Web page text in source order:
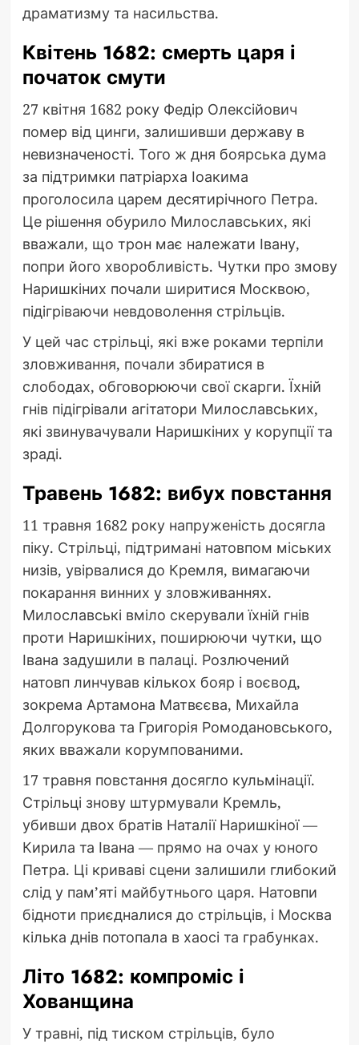
драматизму та насильства.
Квітень 1682: смерть царя і
початок смути
27 квітня 1682 року Федір Олексійович
помер від цинги, залишивши державу в
невизначеності. Того ж дня боярська дума
за підтримки патріарха Іоакима
проголосила царем десятирічного Петра.
Це рішення обурило Милославських, які
вважали, що трон має належати Івану,
попри його хворобливість. Чутки про змову
Наришкіних почали ширитися Москвою,
підігріваючи невдоволення стрільців.
У цей час стрільці, які вже роками терпіли
зловживання, почали збиратися в
слободах, обговорюючи свої скарги. Їхній
гнів підігрівали агітатори Милославських,
які звинувачували Наришкіних у корупції та
зраді.
Травень 1682: вибух повстання
11 травня 1682 року напруженість досягла
піку. Стрільці, підтримані натовпом міських
низів, увірвалися до Кремля, вимагаючи
покарання винних у зловживаннях.
Милославські вміло скерували їхній гнів
проти Наришкіних, поширюючи чутки, що
Івана задушили в палаці. Розлючений
натовп линчував кількох бояр і воєвод,
зокрема Артамона Матвєєва, Михайла
Долгорукова та Григорія Ромодановського,
яких вважали корумпованими.
17 травня повстання досягло кульмінації.
Стрільці знову штурмували Кремль,
убивши двох братів Наталії Наришкіної —
Кирила та Івана — прямо на очах у юного
Петра. Ці криваві сцени залишили глибокий
слід у пам’яті майбутнього царя. Натовпи
бідноти приєдналися до стрільців, і Москва
кілька днів потопала в хаосі та грабунках.
Літо 1682: компроміс і
Хованщина
У травні, під тиском стрільців, було